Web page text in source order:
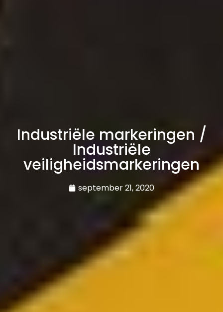
Industriële markeringen /
Industriële
veiligheidsmarkeringen
september 21, 2020